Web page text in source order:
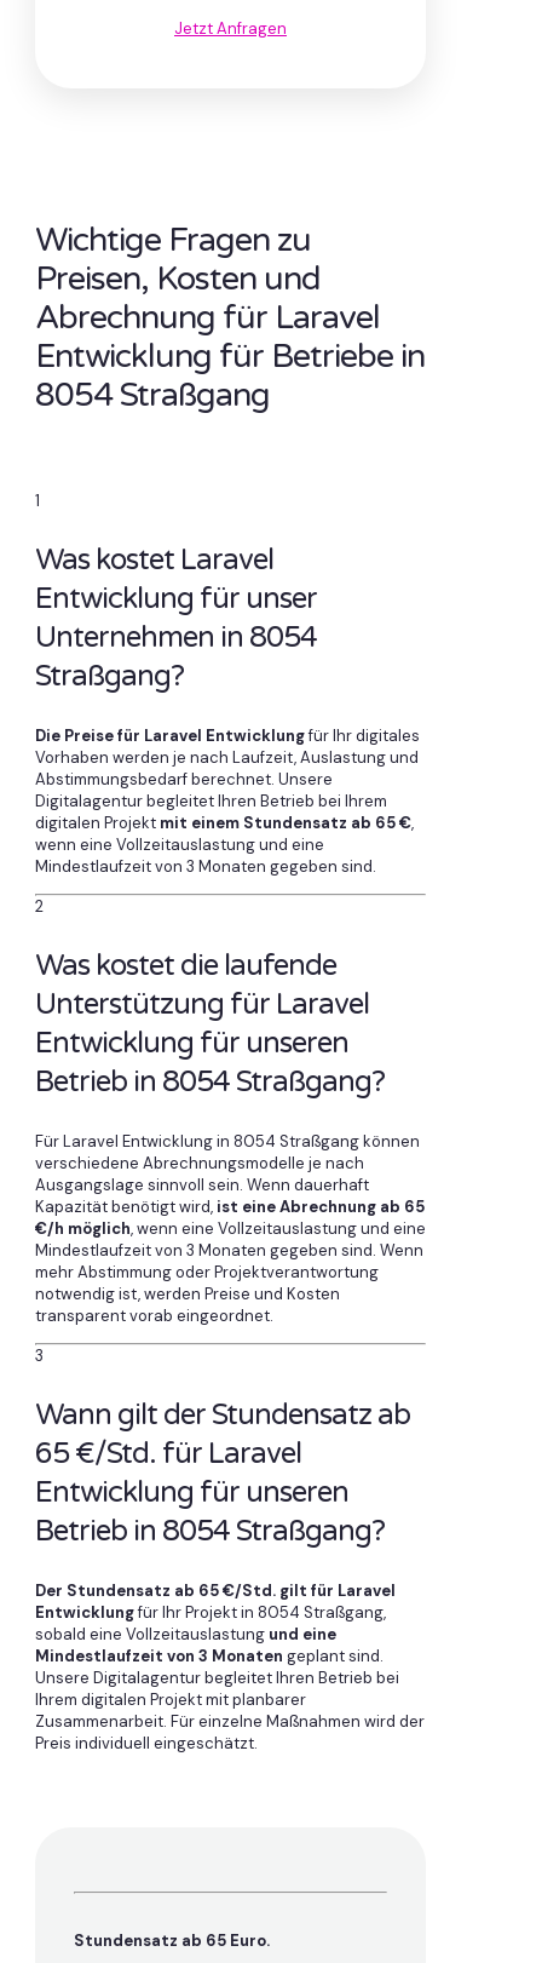
Jetzt Anfragen
Wichtige Fragen zu
Preisen, Kosten und
Abrechnung für Laravel
Entwicklung für Betriebe in
8054 Straßgang
1
Was kostet Laravel
Entwicklung für unser
Unternehmen in 8054
Straßgang?
Die Preise für Laravel Entwicklungfür Ihr digitales
Vorhaben werden je nach Laufzeit, Auslastung und
Abstimmungsbedarf berechnet. Unsere
Digitalagentur begleitet Ihren Betrieb bei Ihrem
digitalen Projekt mit einem Stundensatz ab 65 €,
wenn eine Vollzeitauslastung und eine
Mindestlaufzeit von 3 Monaten gegeben sind.
2
Was kostet die laufende
Unterstützung für Laravel
Entwicklung für unseren
Betrieb in 8054 Straßgang?
Für Laravel Entwicklung in 8054 Straßgang können
verschiedene Abrechnungsmodelle je nach
Ausgangslage sinnvoll sein. Wenn dauerhaft
Kapazität benötigt wird, ist eine Abrechnung ab 65
€/h möglich, wenn eine Vollzeitauslastung und eine
Mindestlaufzeit von 3 Monaten gegeben sind. Wenn
mehr Abstimmung oder Projektverantwortung
notwendig ist, werden Preise und Kosten
transparent vorab eingeordnet.
3
Wann gilt der Stundensatz ab
65 €/Std. für Laravel
Entwicklung für unseren
Betrieb in 8054 Straßgang?
Der Stundensatz ab 65 €/Std. gilt für Laravel
Entwicklungfür Ihr Projekt in 8054 Straßgang,
sobald eine Vollzeitauslastung und eine
Mindestlaufzeit von 3 Monaten geplant sind.
Unsere Digitalagentur begleitet Ihren Betrieb bei
Ihrem digitalen Projekt mit planbarer
Zusammenarbeit. Für einzelne Maßnahmen wird der
Preis individuell eingeschätzt.
Stundensatz ab 65 Euro.